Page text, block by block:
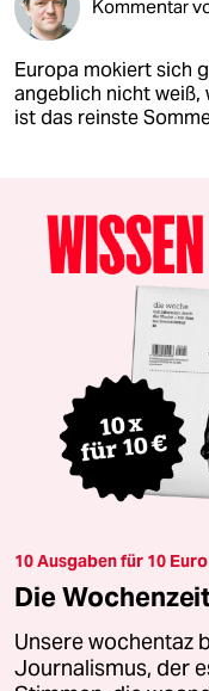
Kommentar
Europa mokiert sich
angeblich nicht weiß,
ist das reinste
10 Ausgaben für 10 Euro
Die
Unsere wochentaz
Journalismus, der